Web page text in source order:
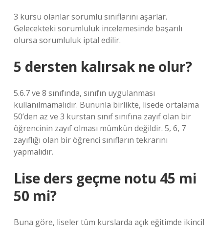
3 kursu olanlar sorumlu sınıflarını aşarlar.
Gelecekteki sorumluluk incelemesinde başarılı
olursa sorumluluk iptal edilir.
5 dersten kalırsak ne olur?
5.6.7 ve 8 sınıfında, sınıfın uygulanması
kullanılmamalıdır. Bununla birlikte, lisede ortalama
50’den az ve 3 kurstan sınıf sınıfına zayıf olan bir
öğrencinin zayıf olması mümkün değildir. 5, 6, 7
zayıflığı olan bir öğrenci sınıfların tekrarını
yapmalıdır.
Lise ders geçme notu 45 mi
50 mi?
Buna göre, liseler tüm kurslarda açık eğitimde ikincil